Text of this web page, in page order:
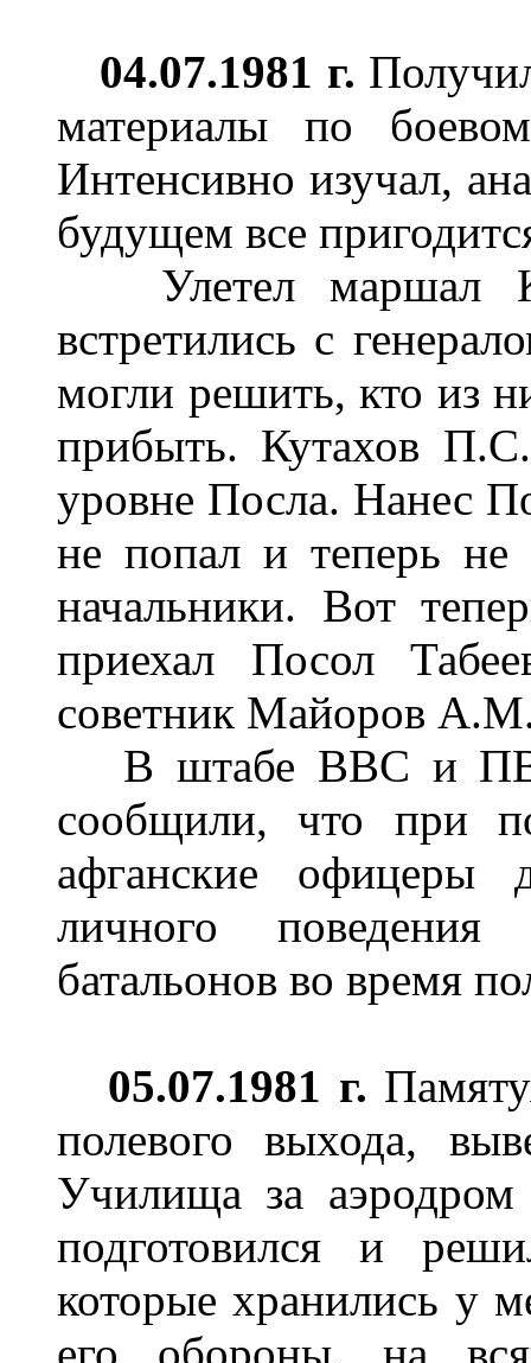
04.07.1981 г.
материалы по
Интенсивно изучал,
будущем все
Улетел маршал
встретились с
могли решить, кто из
прибыть. Кутахов
уровне Посла. Нанес
не попал и теперь не
начальники. Вот
приехал Посол
советник Майоров
В штабе ВВС и
сообщили, что при
афганские офицеры
личного поведения
батальонов во время
05.07.1981 г.
полевого выхода,
Училища за
подготовился и
которые хранились у